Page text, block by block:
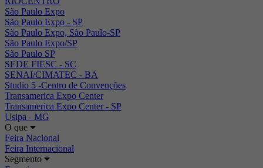
São Paulo Expo
São Paulo Expo - SP
São Paulo Expo, São Paulo-SP
São Paulo Expo/SP
São Paulo SP
SEDE FIESC - SC
SENAI/CIMATEC - BA
Studio 5 -Centro de Convenções
Transamerica Expo Center
Transamerica Expo Center - SP
Usipa - MG
O que
Feira Nacional
Feira Internacional
Segmento